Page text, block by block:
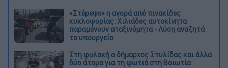
«Στέρεψε» η αγορά από πινακίδες
κυκλοφορίας: Χιλιάδες αυτοκίνητα
παραμένουν αταξινόμητα - Λύση αναζητά
το υπουργείο
Στη φυλακή ο δήμαρχος Στυλίδας και άλλα
δύο άτομα για τη φωτιά στη Βοιωτία